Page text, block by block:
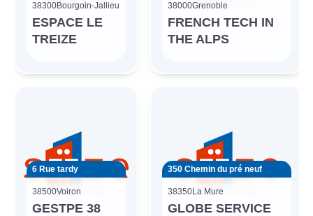
38300Bourgoin-Jallieu
ESPACE LE
TREIZE
38000Grenoble
FRENCH TECH IN
THE ALPS
6 Rue tardy
38500Voiron
GESTPE 38
350 Chemin du pré neuf
38350La Mure
GLOBE SERVICE